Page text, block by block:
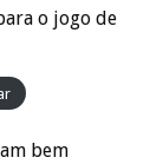
o jogo de
bem